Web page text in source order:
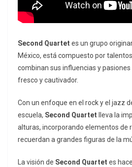
Second Quartet es un grupo
México, está compuesto por
combinan sus influencias y
fresco y cautivador.
Con un enfoque en el rock y el jazz
escuela, Second Quartet lleva la
alturas, incorporando elementos de
recuerdan a grandes figuras de la
La visión de Second Quartet es